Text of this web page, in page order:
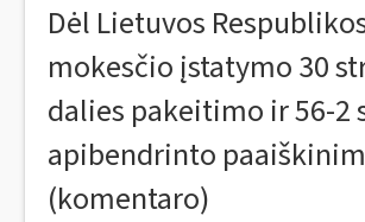
Dėl Lietuvos
mokesčio įstatymo 30
dalies pakeitimo ir 56-2
apibendrinto
(komentaro)